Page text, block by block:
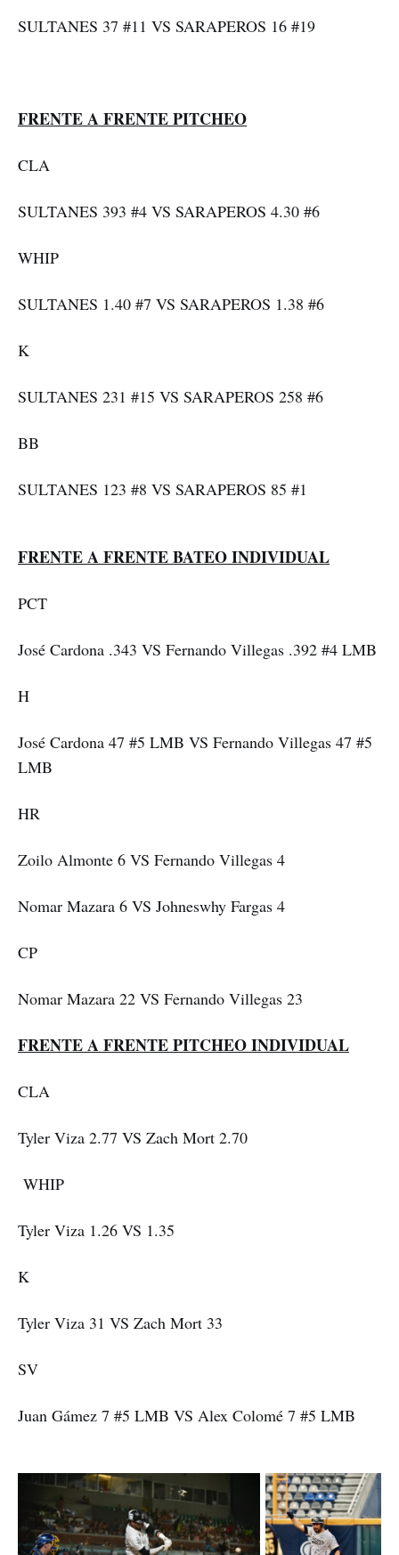
SULTANES 37 #11 VS SARAPEROS 16 #19
FRENTE A FRENTE PITCHEO
CLA
SULTANES 393 #4 VS SARAPEROS 4.30 #6
WHIP
SULTANES 1.40 #7 VS SARAPEROS 1.38 #6
K
SULTANES 231 #15 VS SARAPEROS 258 #6
BB
SULTANES 123 #8 VS SARAPEROS 85 #1
FRENTE A FRENTE BATEO INDIVIDUAL
PCT
José Cardona .343 VS Fernando Villegas .392 #4 LMB
H
José Cardona 47 #5 LMB VS Fernando Villegas 47 #5
LMB
HR
Zoilo Almonte 6 VS Fernando Villegas 4
Nomar Mazara 6 VS Johneswhy Fargas 4
CP
Nomar Mazara 22 VS Fernando Villegas 23
FRENTE A FRENTE PITCHEO INDIVIDUAL
CLA
Tyler Viza 2.77 VS Zach Mort 2.70
WHIP
Tyler Viza 1.26 VS 1.35
K
Tyler Viza 31 VS Zach Mort 33
SV
Juan Gámez 7 #5 LMB VS Alex Colomé 7 #5 LMB